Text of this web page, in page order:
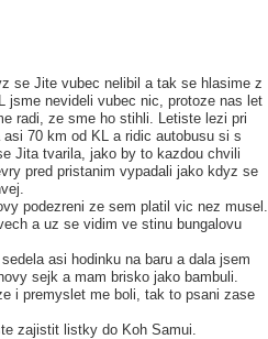
se Jite vubec nelibil a tak se hlasime z
jsme nevideli vubec nic, protoze nas let
radi, ze sme ho stihli. Letiste lezi pri
70 km od KL a ridic autobusu si s
Jita tvarila, jako by to kazdou chvili
pred pristanim vypadali jako kdyz se
podezreni ze sem platil vic nez musel.
a uz se vidim ve stinu bungalovu
asi hodinku na baru a dala jsem
sejk a mam brisko jako bambuli.
i premyslet me boli, tak to psani zase
zajistit listky do Koh Samui.